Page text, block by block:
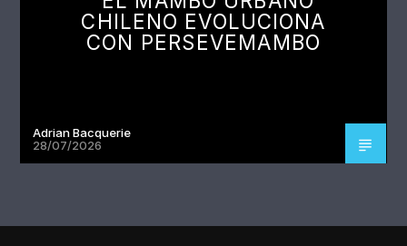
CHILENO EVOLUCIONA
CON PERSEVEMAMBO
Adrian Bacquerie
28/07/2026